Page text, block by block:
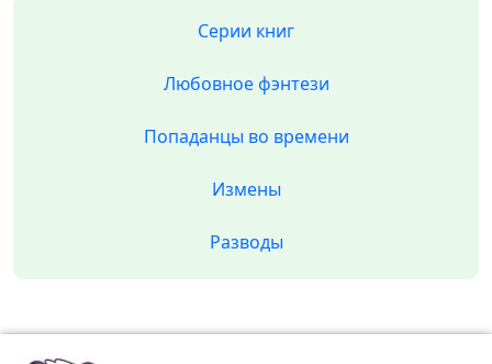
Серии книг
Любовное фэнтези
Попаданцы во времени
Измены
Разводы